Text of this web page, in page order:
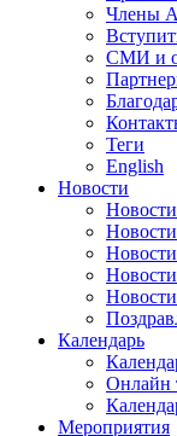
Члены
СМИ и
Теги
English
Новости
Календарь
Онлайн
Мероприятия